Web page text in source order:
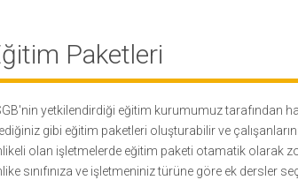
Paketleri
yetkilendirdiği eğitim kurumumuz tarafından
gibi eğitim paketleri oluşturabilir ve
olan işletmelerde eğitim paketi otamatik olarak
sınıfınıza ve işletmeniniz türüne göre ek dersler